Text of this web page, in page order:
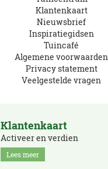
Klantenkaart
Nieuwsbrief
Inspiratiegidsen
Tuincafé
Algemene voorwaarden
Privacy statement
Veelgestelde vragen
Klantenkaart
Activeer en verdien
Lees meer